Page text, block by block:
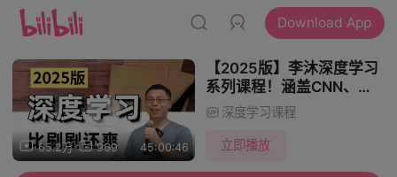
Download App
65.2万 969 45:00:46
【2025版】李沐深度学习
系列课程！涵盖CNN、
RNN、LSTM、GAN、
DQN、transformer、自编
码器和注意力机制等神经网
深度学习课程
立即播放